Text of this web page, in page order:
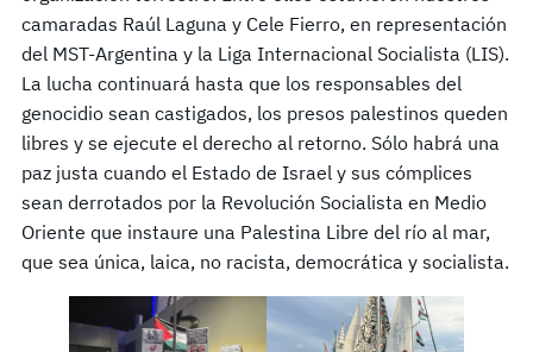
camaradas Raúl Laguna y Cele Fierro, en representación
del MST-Argentina y la Liga Internacional Socialista (LIS).
La lucha continuará hasta que los responsables del
genocidio sean castigados, los presos palestinos queden
libres y se ejecute el derecho al retorno. Sólo habrá una
paz justa cuando el Estado de Israel y sus cómplices
sean derrotados por la Revolución Socialista en Medio
Oriente que instaure una Palestina Libre del río al mar,
que sea única, laica, no racista, democrática y socialista.